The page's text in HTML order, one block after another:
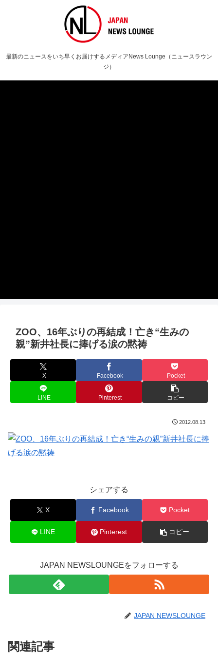
最新のニュースをいち早くお届けするメディアNews Lounge（ニュースラウン
ジ）
ZOO、16年ぶりの再結成！亡き“生みの
親”新井社長に捧げる涙の黙祷
X Facebook Pocket
LINE Pinterest コピー
2012.08.13
シェアする
X Facebook Pocket
LINE Pinterest コピー
JAPAN NEWSLOUNGEをフォローする
JAPAN NEWSLOUNGE
関連記事